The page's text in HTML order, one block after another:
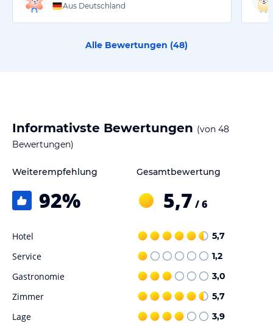
Aus Deutschland
Alle Bewertungen (48)
Informativste Bewertungen (von 48
Bewertungen)
Weiterempfehlung
92%
Gesamtbewertung
5,7 / 6
Hotel 5,7
Service 1,2
Gastronomie 3,0
Zimmer 5,7
Lage 3,9